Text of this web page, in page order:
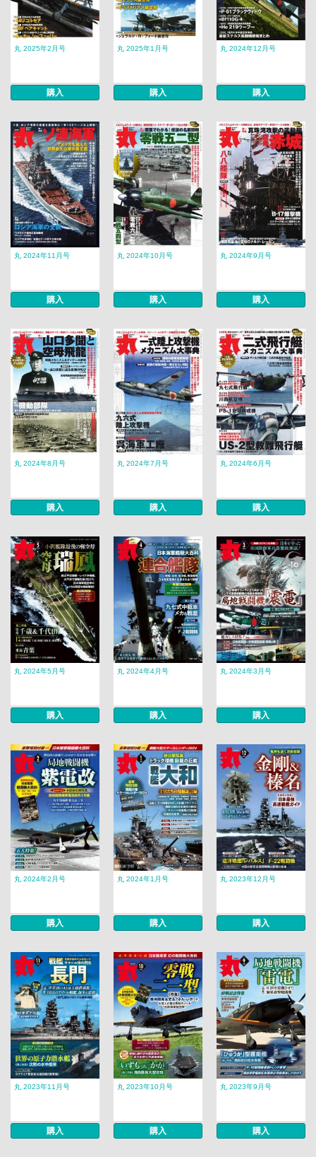
丸 2025年2月号
購入
丸 2025年1月号
購入
丸 2024年12月号
購入
丸 2024年11月号
購入
丸 2024年10月号
購入
丸 2024年9月号
購入
丸 2024年8月号
購入
丸 2024年7月号
購入
丸 2024年6月号
購入
丸 2024年5月号
購入
丸 2024年4月号
購入
丸 2024年3月号
購入
丸 2024年2月号
購入
丸 2024年1月号
購入
丸 2023年12月号
購入
丸 2023年11月号
購入
丸 2023年10月号
購入
丸 2023年9月号
購入